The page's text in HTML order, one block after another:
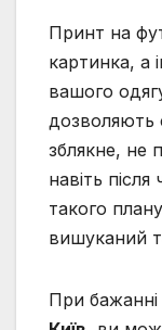
Принт на
картинка, а
вашого
дозволяють
зблякне, не
навіть
такого
вишуканий
При